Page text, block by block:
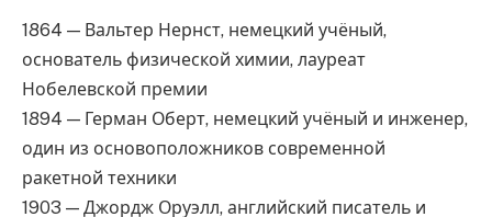
1864 — Вальтер Нернст, немецкий учёный,
основатель физической химии, лауреат
Нобелевской премии
1894 — Герман Оберт, немецкий учёный и инженер,
один из основоположников современной
ракетной техники
1903 — Джордж Оруэлл, английский писатель и